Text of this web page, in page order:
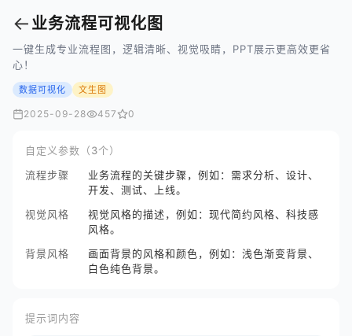
← 业务流程可视化图
一键生成专业流程图，逻辑清晰、视觉吸睛，PPT展示更高效更省
心！
数据可视化 文生图
2025-09-28 457 0
自定义参数（3个）
流程步骤
业务流程的关键步骤，例如：需求分析、设计、
开发、测试、上线。
视觉风格
视觉风格的描述，例如：现代简约风格、科技感
风格。
背景风格
画面背景的风格和颜色，例如：浅色渐变背景、
白色纯色背景。
提示词内容